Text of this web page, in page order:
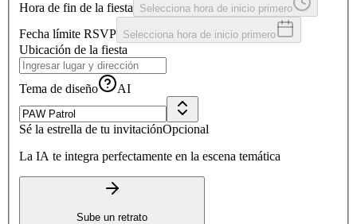
Hora de fin de la fiesta Selecciona hora de inicio primero
Fecha límite RSVP Selecciona hora de inicio primero
Ubicación de la fiesta
Tema de diseño AI
Sé la estrella de tu invitaciónOpcional
La IA te integra perfectamente en la escena temática
Sube un retrato